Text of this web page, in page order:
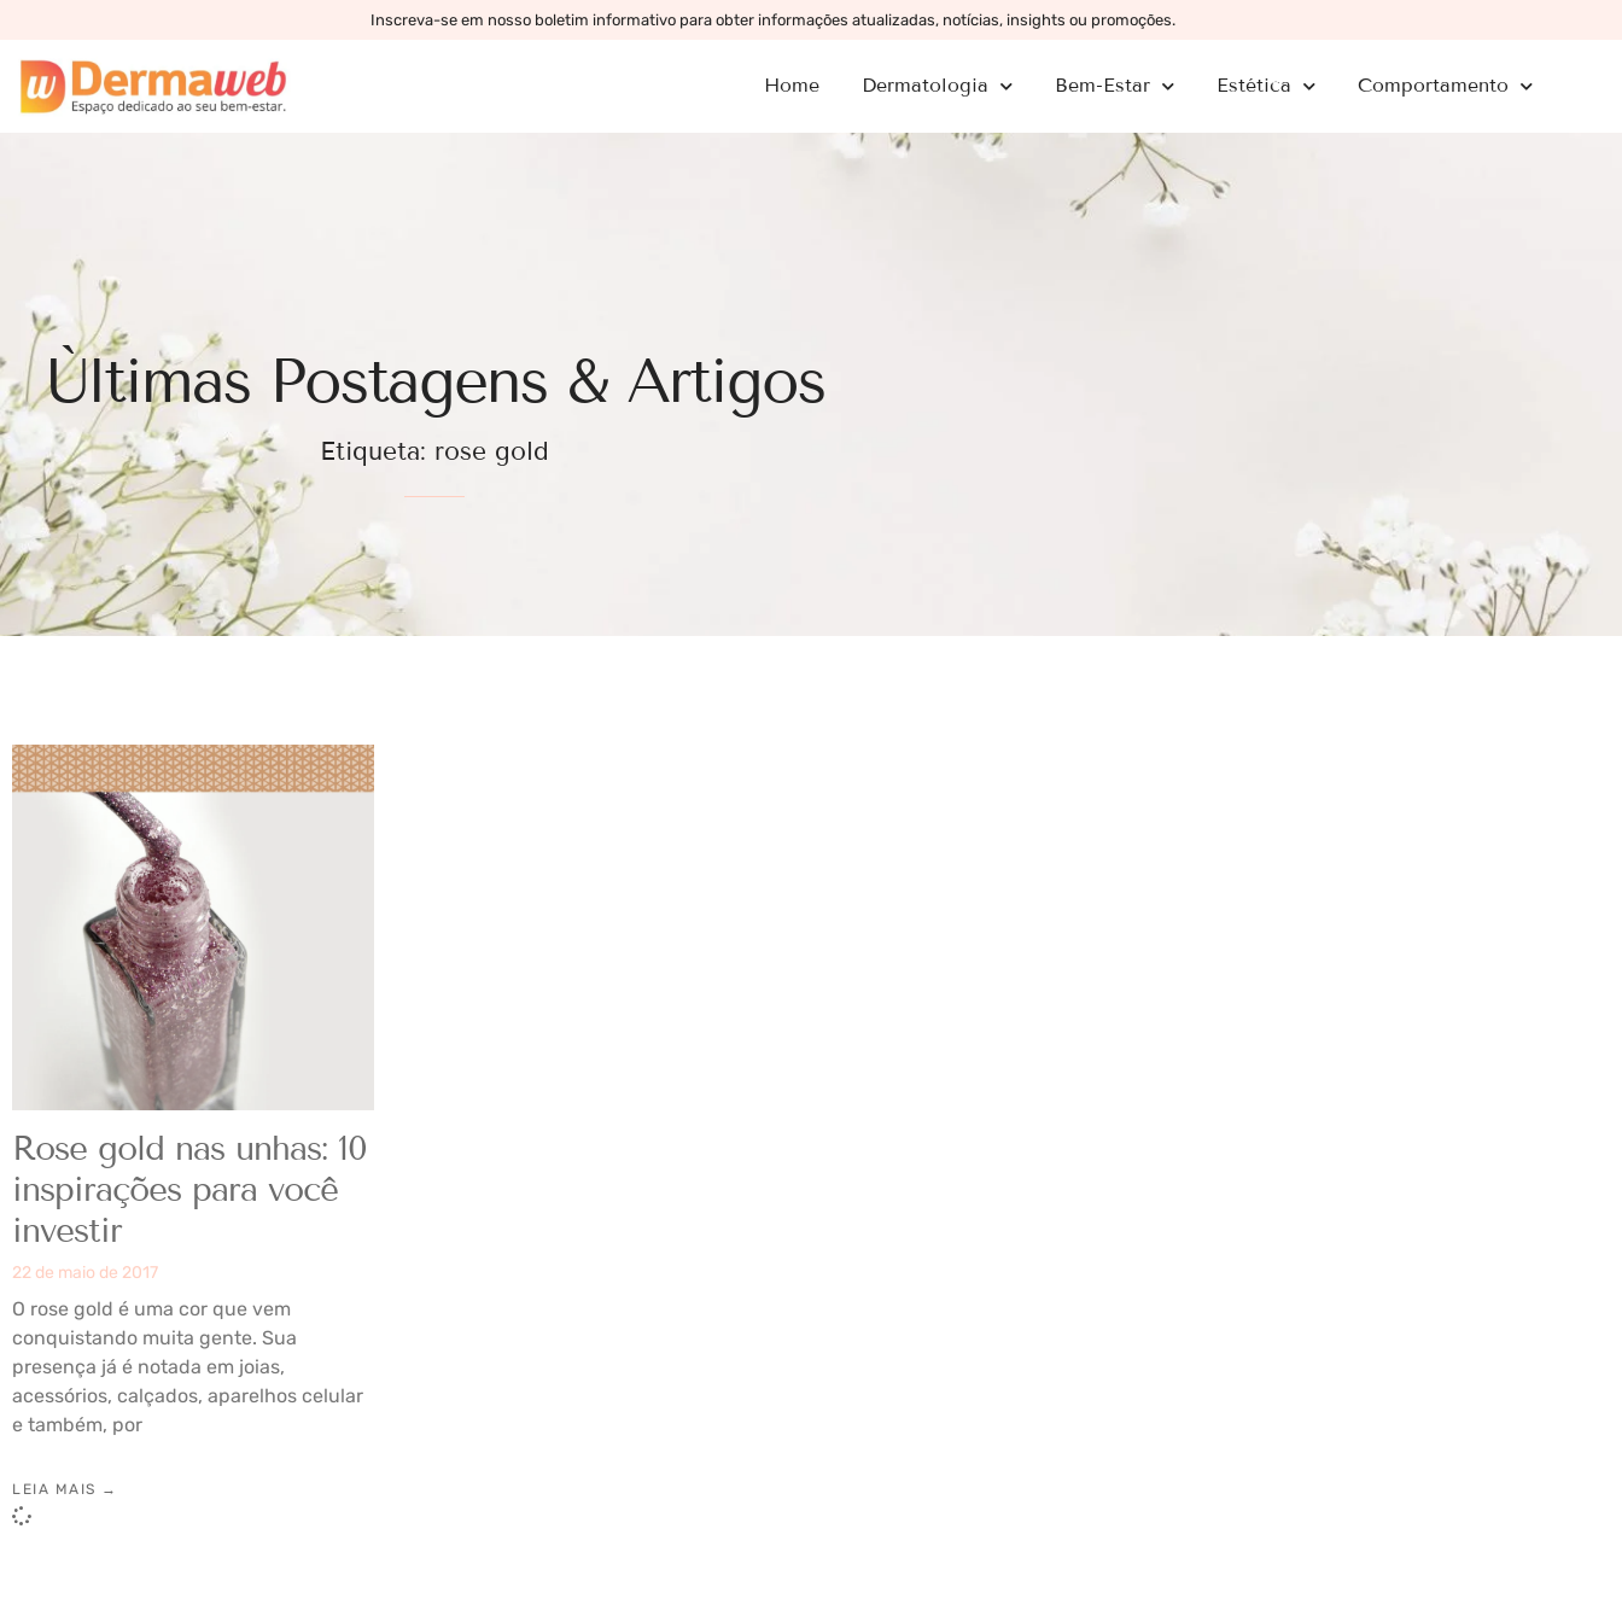
Inscreva-se em nosso boletim informativo para obter informações atualizadas, notícias, insights ou promoções.
Home Dermatologia Bem-Estar Estética Comportamento
Ùltimas Postagens & Artigos
Etiqueta: rose gold
Rose gold nas unhas: 10
inspirações para você
investir
22 de maio de 2017
O rose gold é uma cor que vem
conquistando muita gente. Sua
presença já é notada em joias,
acessórios, calçados, aparelhos celular
e também, por
LEIA MAIS →